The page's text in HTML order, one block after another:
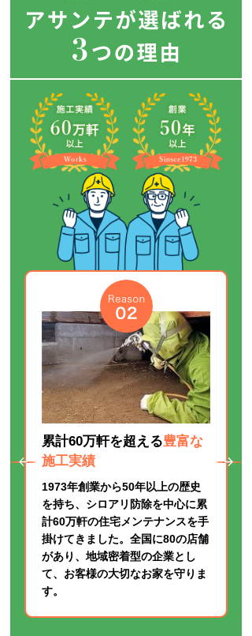
累計60万軒を超える豊富な
施工実績
1973年創業から50年以上の歴史
を持ち、シロアリ防除を中心に累
計60万軒の住宅メンテナンスを手
掛けてきました。全国に80の店舗
があり、地域密着型の企業とし
て、お客様の大切なお家を守りま
す。